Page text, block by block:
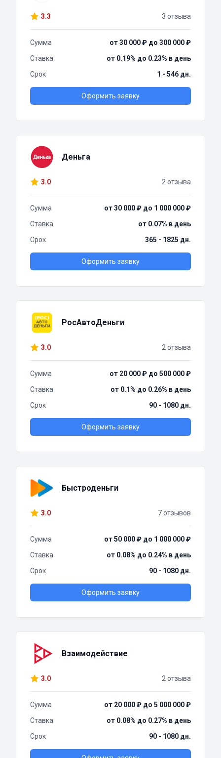
3.3 3 отзыва
Сумма
от 30 000 ₽ до 300 000 ₽
Ставка
от 0.19% до 0.23% в день
Срок
1 - 546 дн.
Оформить заявку
Деньга
3.0 2 отзыва
Сумма
от 30 000 ₽ до 1 000 000 ₽
Ставка
от 0.07% в день
Срок
365 - 1825 дн.
Оформить заявку
РосАвтоДеньги
3.0 2 отзыва
Сумма
от 20 000 ₽ до 500 000 ₽
Ставка
от 0.1% до 0.26% в день
Срок
90 - 1080 дн.
Оформить заявку
Быстроденьги
3.0 7 отзывов
Сумма
от 50 000 ₽ до 1 000 000 ₽
Ставка
от 0.08% до 0.24% в день
Срок
90 - 1080 дн.
Оформить заявку
Взаимодействие
3.0 2 отзыва
Сумма
от 20 000 ₽ до 5 000 000 ₽
Ставка
от 0.08% до 0.27% в день
Срок
90 - 1080 дн.